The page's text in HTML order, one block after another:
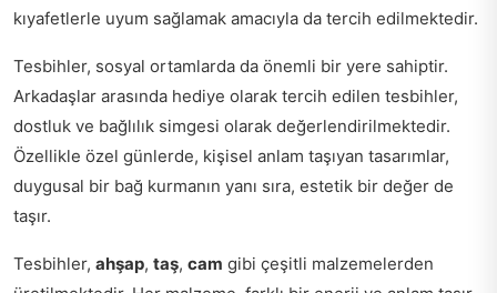
kıyafetlerle uyum sağlamak amacıyla da tercih edilmektedir.
Tesbihler, sosyal ortamlarda da önemli bir yere sahiptir.
Arkadaşlar arasında hediye olarak tercih edilen tesbihler,
dostluk ve bağlılık simgesi olarak değerlendirilmektedir.
Özellikle özel günlerde, kişisel anlam taşıyan tasarımlar,
duygusal bir bağ kurmanın yanı sıra, estetik bir değer de
taşır.
Tesbihler, ahşap, taş, cam gibi çeşitli malzemelerden